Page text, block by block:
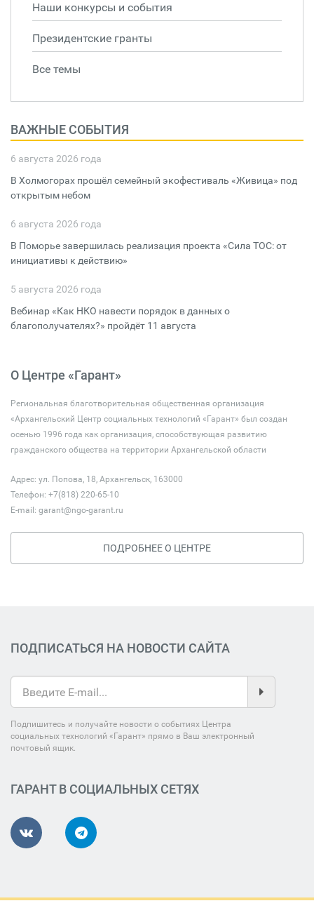
Наши конкурсы и события
Президентские гранты
Все темы
ВАЖНЫЕ СОБЫТИЯ
6 августа 2026 года
В Холмогорах прошёл семейный экофестиваль «Живица» под
открытым небом
6 августа 2026 года
В Поморье завершилась реализация проекта «Сила ТОС: от
инициативы к действию»
5 августа 2026 года
Вебинар «Как НКО навести порядок в данных о
благополучателях?» пройдёт 11 августа
О Центре «Гарант»
Региональная благотворительная общественная организация
«Архангельский Центр социальных технологий «Гарант» был создан
осенью 1996 года как организация, способствующая развитию
гражданского общества на территории Архангельской области
Адрес: ул. Попова, 18, Архангельск, 163000
Телефон: +7(818) 220-65-10
E-mail: garant@ngo-garant.ru
ПОДРОБНЕЕ О ЦЕНТРЕ
ПОДПИСАТЬСЯ НА НОВОСТИ САЙТА
Подпишитесь и получайте новости о событиях Центра
социальных технологий «Гарант» прямо в Ваш электронный
почтовый ящик.
ГАРАНТ В СОЦИАЛЬНЫХ СЕТЯХ